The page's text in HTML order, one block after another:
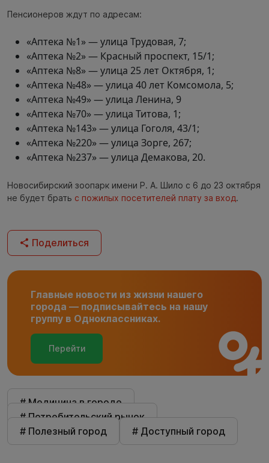
Пенсионеров ждут по адресам:
«Аптека №1» — улица Трудовая, 7;
«Аптека №2» — Красный проспект, 15/1;
«Аптека №8» — улица 25 лет Октября, 1;
«Аптека №48» — улица 40 лет Комсомола, 5;
«Аптека №49» — улица Ленина, 9
«Аптека №70» — улица Титова, 1;
«Аптека №143» — улица Гоголя, 43/1;
«Аптека №220» — улица Зорге, 267;
«Аптека №237» — улица Демакова, 20.
Новосибирский зоопарк имени Р. А. Шило с 6 до 23 октября
не будет брать с пожилых посетителей плату за вход.
Поделиться
Главные новости из жизни нашего
города — подписывайтесь на нашу
группу в Одноклассниках.
Перейти
# Медицина в городе
# Потребительский рынок
# Полезный город
# Доступный город